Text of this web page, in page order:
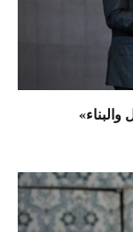
والبناء»